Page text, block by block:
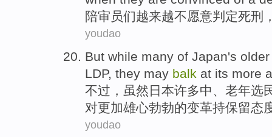
陪审员们越来越不愿意判定死刑
youdao
But while many of Japan's older
LDP, they may balk at its more
不过 ， 虽然 日本许多中、 老年选
对更加雄心勃勃的变革持保留态
youdao